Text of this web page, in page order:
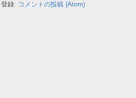
登録: コメントの投稿 (Atom)